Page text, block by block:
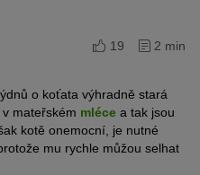
19 2 min
o koťata výhradně stará
mateřském mléce a tak jsou
kotě onemocní, je nutné
mu rychle můžou selhat